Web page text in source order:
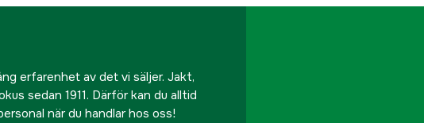
erfarenhet av det vi säljer. Jakt,
sedan 1911. Därför kan du alltid
när du handlar hos oss!